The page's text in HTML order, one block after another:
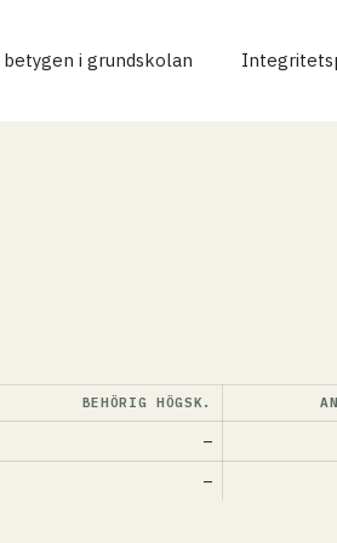
i grundskolan
BEHÖRIG HÖGSK.
–
–